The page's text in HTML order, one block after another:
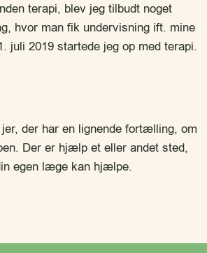
terapi, blev jeg tilbudt noget
hvor man fik undervisning ift. mine
juli 2019 startede jeg op med terapi.
der har en lignende fortælling, om
Der er hjælp et eller andet sted,
egen læge kan hjælpe.